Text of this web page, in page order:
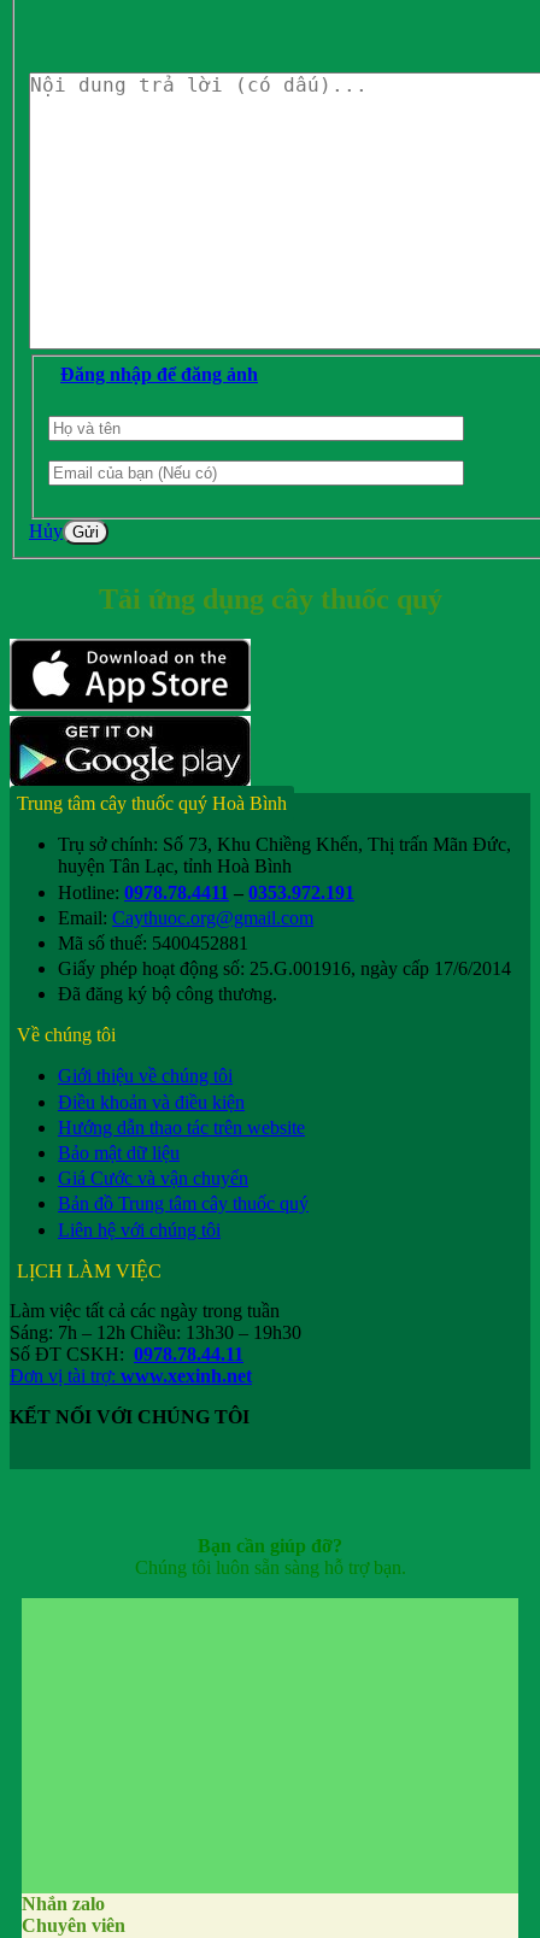
Đăng nhập để đăng ảnh
Hủy Gửi
Tải ứng dụng cây thuốc quý
Trung tâm cây thuốc quý Hoà Bình
Trụ sở chính: Số 73, Khu Chiềng Khến, Thị trấn Mãn Đức,
huyện Tân Lạc, tỉnh Hoà Bình
Hotline: 0978.78.4411 – 0353.972.191
Email: Caythuoc.org@gmail.com
Mã số thuế: 5400452881
Giấy phép hoạt động số: 25.G.001916, ngày cấp 17/6/2014
Đã đăng ký bộ công thương.
Về chúng tôi
Giới thiệu về chúng tôi
Điều khoản và điều kiện
Hướng dẫn thao tác trên website
Bảo mật dữ liệu
Giá Cước và vận chuyển
Bản đồ Trung tâm cây thuốc quý
Liên hệ với chúng tôi
LỊCH LÀM VIỆC
Làm việc tất cả các ngày trong tuần
Sáng: 7h – 12h Chiều: 13h30 – 19h30
Số ĐT CSKH: 0978.78.44.11
Đơn vị tài trợ: www.xexinh.net
KẾT NỐI VỚI CHÚNG TÔI
Bạn cần giúp đỡ?
Chúng tôi luôn sẵn sàng hỗ trợ bạn.
Nhắn zalo
Chuyên viên